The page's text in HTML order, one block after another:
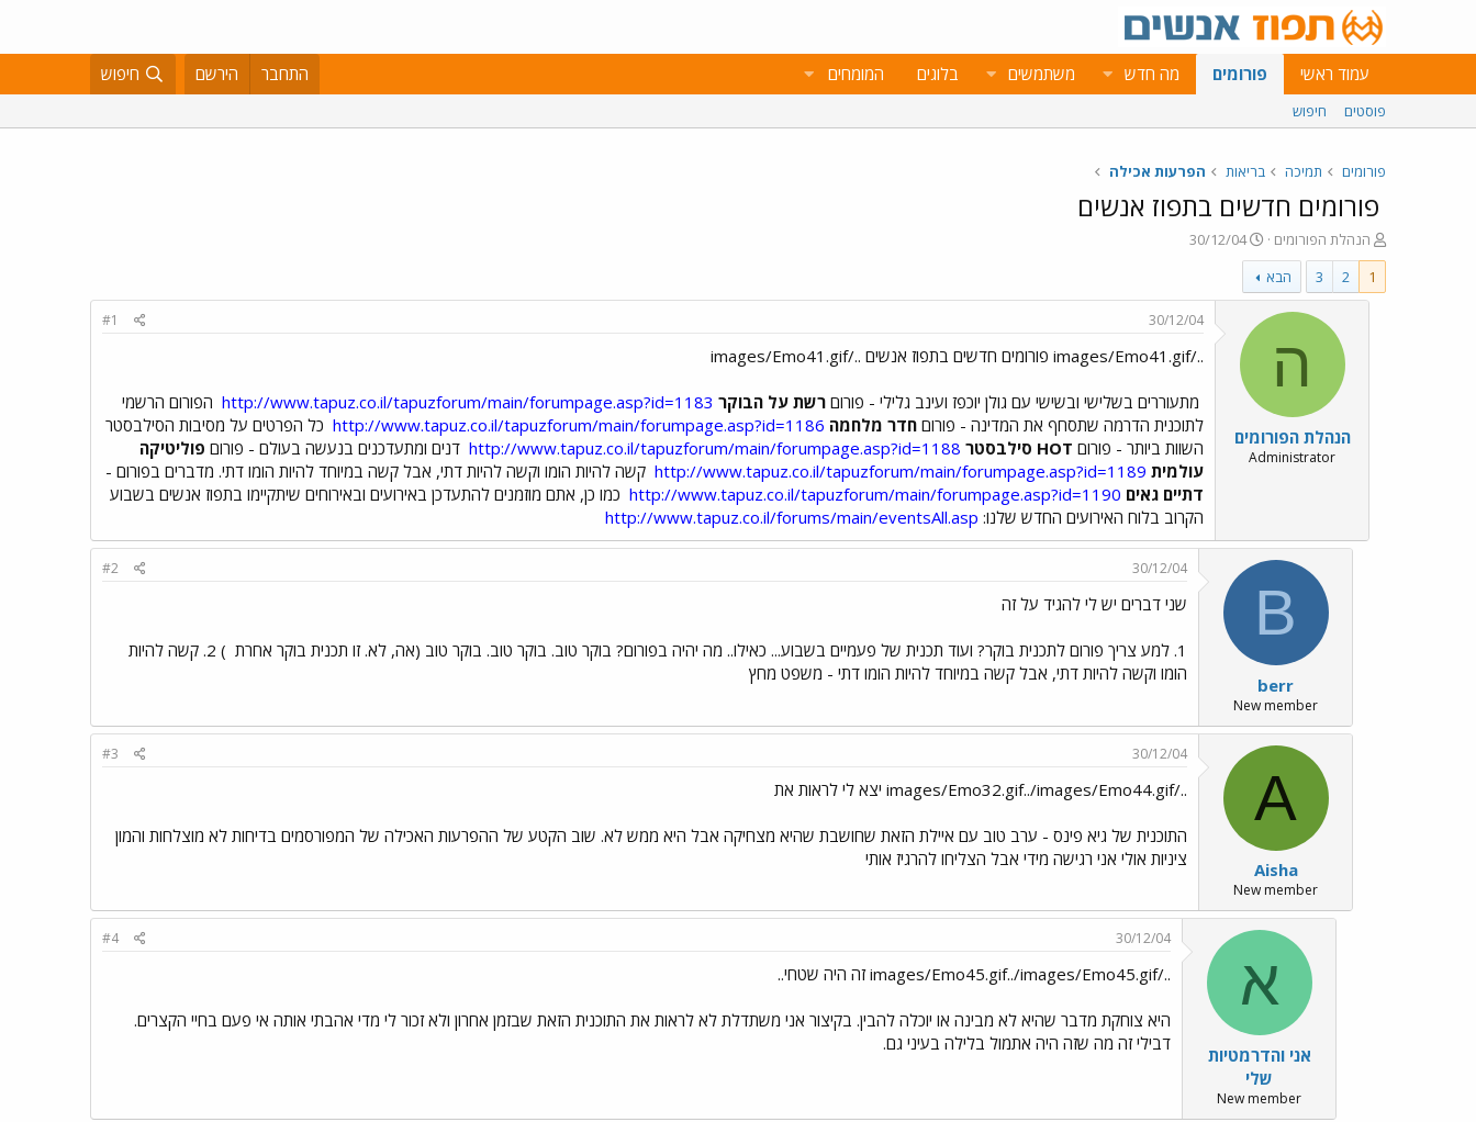
עמוד ראשי פורומים מה חדש משתמשים בלוגים המומחים התחבר הירשם חיפוש
פוסטים חיפוש
פורומים תמיכה בריאות הפרעות אכילה
פורומים חדשים בתפוז אנשים
פ
ו
ת
ח
הנהלת הפורומים
פ
ו
ס
ב
ת
א
ר
ך
30/12/04
1
2
3 הבא
ה
הנהלת הפורומים
Administrator
30/12/04
#1
../images/Emo41.gif פורומים חדשים בתפוז אנשים ../images/Emo41.gif
מתעוררים בשלישי ובשישי עם גולן יוכפז ועינב גלילי - פורום רשת על הבוקר http://www.tapuz.co.il/tapuzforum/main/forumpage.asp?id=1183 הפורום הרשמי
לתוכנית הדרמה שתסחף את המדינה - פורום חדר מלחמה http://www.tapuz.co.il/tapuzforum/main/forumpage.asp?id=1186 כל הפרטים על מסיבות הסילבסטר
השוות ביותר - פורום HOT סילבסטר http://www.tapuz.co.il/tapuzforum/main/forumpage.asp?id=1188 דנים ומתעדכנים בנעשה בעולם - פורום פוליטיקה
עולמית http://www.tapuz.co.il/tapuzforum/main/forumpage.asp?id=1189 קשה להיות הומו וקשה להיות דתי, אבל קשה במיוחד להיות הומו דתי. מדברים בפורום -
דתיים גאים http://www.tapuz.co.il/tapuzforum/main/forumpage.asp?id=1190 כמו כן, אתם מוזמנים להתעדכן באירועים ובאירוחים שיתקיימו בתפוז אנשים בשבוע
הקרוב בלוח האירועים החדש שלנו: http://www.tapuz.co.il/forums/main/eventsAll.asp
B
berr
New member
30/12/04
#2
שני דברים יש לי להגיד על זה
1. למע צריך פורום לתכנית בוקר? ועוד תכנית של פעמיים בשבוע... כאילו.. מה יהיה בפורום? בוקר טוב. בוקר טוב. בוקר טוב (אה, לא. זו תכנית בוקר אחרת
) 2. קשה להיות
הומו וקשה להיות דתי, אבל קשה במיוחד להיות הומו דתי - משפט מחץ
A
Aisha
New member
30/12/04
#3
../images/Emo32.gif../images/Emo44.gif יצא לי לראות את
התוכנית של גיא פינס - ערב טוב עם איילת הזאת שחושבת שהיא מצחיקה אבל היא ממש לא. שוב הקטע של ההפרעות האכילה של המפורסמים בדיחות לא מוצלחות והמון
ציניות אולי אני רגישה מידי אבל הצליחו להרגיז אותי
א
אני והדרמטיות
שלי
New member
30/12/04
#4
../images/Emo45.gif../images/Emo45.gif זה היה שטחי..
היא צוחקת מדבר שהיא לא מבינה או יוכלה להבין. בקיצור אני משתדלת לא לראות את התוכנית הזאת שבזמן אחרון ולא זכור לי מדי אהבתי אותה אי פעם בחיי הקצרים.
דבילי זה מה שזה היה אתמול בלילה בעיני גם.